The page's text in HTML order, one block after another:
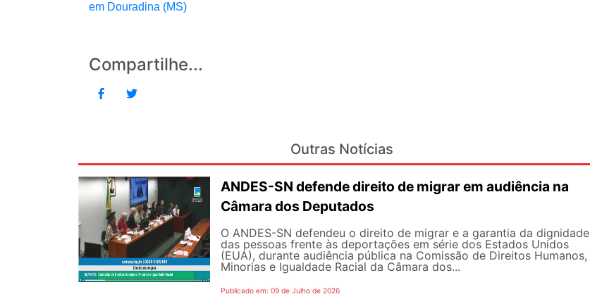
em Douradina (MS)
Compartilhe...
Outras Notícias
ANDES-SN defende direito de migrar em audiência na
Câmara dos Deputados
O ANDES-SN defendeu o direito de migrar e a garantia da dignidade
das pessoas frente às deportações em série dos Estados Unidos
(EUA), durante audiência pública na Comissão de Direitos Humanos,
Minorias e Igualdade Racial da Câmara dos...
Publicado em: 09 de Julho de 2026